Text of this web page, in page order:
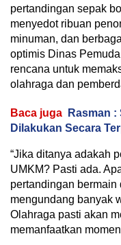
pertandingan sepak
menyedot ribuan
minuman, dan
optimis Dinas
rencana untuk
olahraga dan
Baca juga
Rasman
Dilakukan Secara
“Jika ditanya adakah
UMKM? Pasti ada.
pertandingan bermain
mengundang banyak
Olahraga pasti akan
memanfaatkan